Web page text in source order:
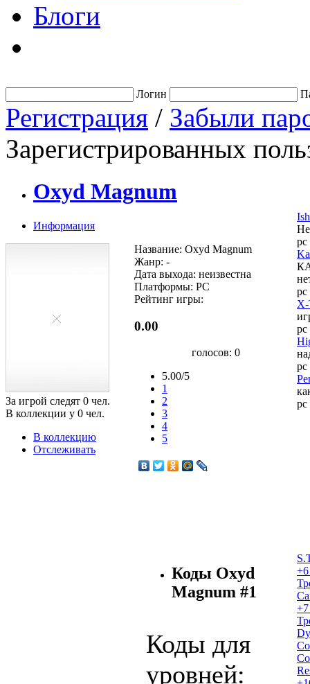
Блоги
Логин
Регистрация / Забыли
Зарегистрированных
Oxyd Magnum
Информация
За игрой следят 0 чел.
В коллекции у 0 чел.
В коллекцию
Отслеживать
Название: Oxyd Magnum
Жанр: -
Дата выхода: неизвестна
Платформы: PC
Рейтинг игры:
0.00
голосов: 0
5.00/5
1
2
3
4
5
Коды Oxyd
Magnum #1
Коды для
уровней:
Не
pc
pc
X-
pc
pc
pc